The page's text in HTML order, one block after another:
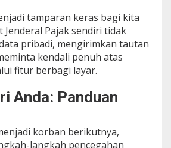
tamparan keras bagi kita
Pajak sendiri tidak
pribadi, mengirimkan tautan
kendali penuh atas
fitur berbagi layar.
Anda: Panduan
korban berikutnya,
langkah pencegahan